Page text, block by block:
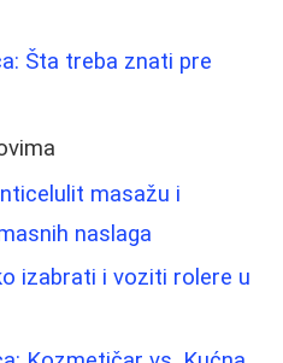
Šta treba znati pre
masažu i
naslaga
izabrati i voziti rolere u